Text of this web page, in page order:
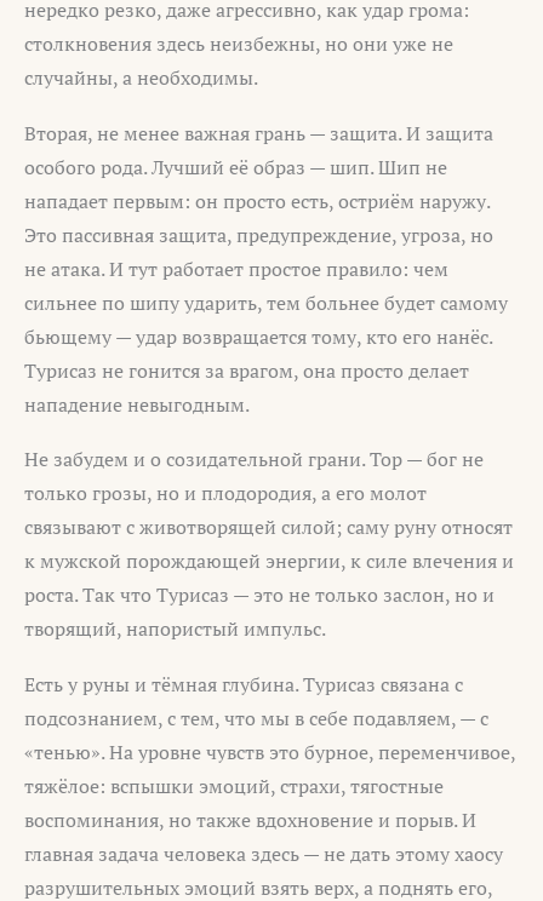
нередко резко, даже агрессивно, как удар грома:
столкновения здесь неизбежны, но они уже не
случайны, а необходимы.
Вторая, не менее важная грань — защита. И защита
особого рода. Лучший её образ — шип. Шип не
нападает первым: он просто есть, остриём наружу.
Это пассивная защита, предупреждение, угроза, но
не атака. И тут работает простое правило: чем
сильнее по шипу ударить, тем больнее будет самому
бьющему — удар возвращается тому, кто его нанёс.
Турисаз не гонится за врагом, она просто делает
нападение невыгодным.
Не забудем и о созидательной грани. Тор — бог не
только грозы, но и плодородия, а его молот
связывают с животворящей силой; саму руну относят
к мужской порождающей энергии, к силе влечения и
роста. Так что Турисаз — это не только заслон, но и
творящий, напористый импульс.
Есть у руны и тёмная глубина. Турисаз связана с
подсознанием, с тем, что мы в себе подавляем, — с
«тенью». На уровне чувств это бурное, переменчивое,
тяжёлое: вспышки эмоций, страхи, тягостные
воспоминания, но также вдохновение и порыв. И
главная задача человека здесь — не дать этому хаосу
разрушительных эмоций взять верх, а поднять его,